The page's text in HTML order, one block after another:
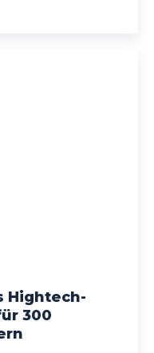
Hightech-
300